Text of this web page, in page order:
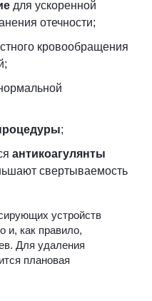
для ускоренной
отечности;
кровообращения
;
антикоагулянты
свертываемость
устройств
и, как правило,
Для удаления
плановая